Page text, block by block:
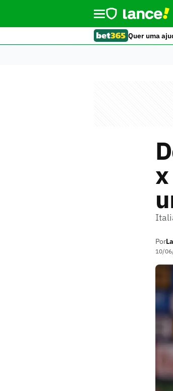
Quer uma
Por
10/